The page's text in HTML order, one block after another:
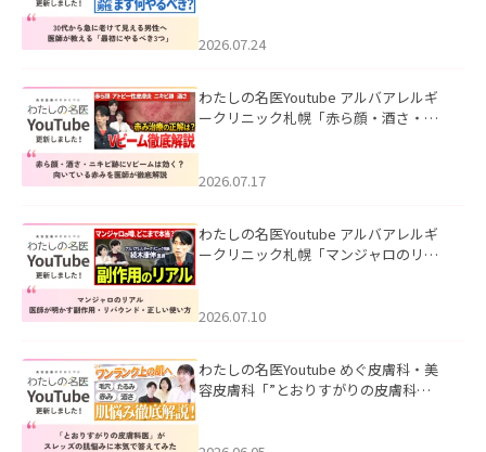
た。
2026.07.24
わたしの名医Youtube アルバアレルギ
ークリニック札幌「赤ら顔・酒さ・ニ
した。
2026.07.17
わたしの名医Youtube アルバアレルギ
ークリニック札幌「マンジャロのリア
た。
2026.07.10
わたしの名医Youtube めぐ皮膚科・美
容皮膚科「”とおりすがりの皮膚科